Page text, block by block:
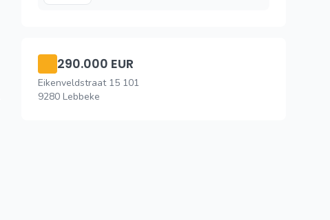
290.000 EUR
Eikenveldstraat 15 101
9280 Lebbeke